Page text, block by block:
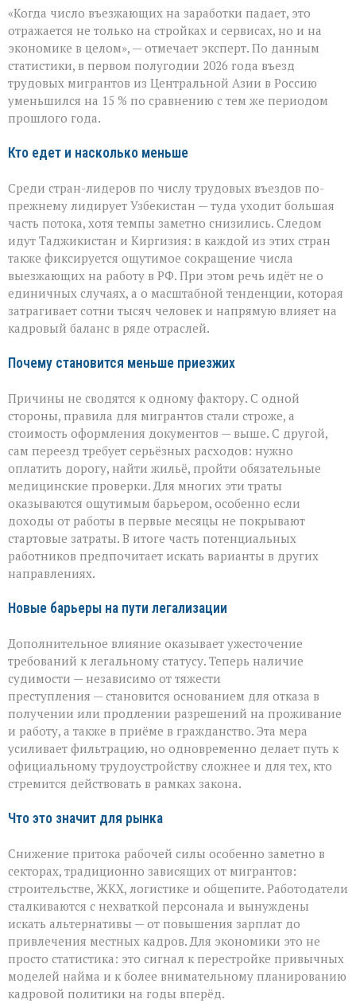
труда
чувствует
перемену»:
поток
трудовых
мигрантов
в
РФ
«Когда число въезжающих на заработки падает, это
отражается не только на стройках и сервисах, но и на
экономике в целом», — отмечает эксперт. По данным
статистики, в первом полугодии 2026 года въезд
трудовых мигрантов из Центральной Азии в Россию
уменьшился на 15 % по сравнению с тем же периодом
прошлого года.
Кто едет и насколько меньше
Среди стран-лидеров по числу трудовых въездов по-
прежнему лидирует Узбекистан — туда уходит большая
часть потока, хотя темпы заметно снизились. Следом
идут Таджикистан и Киргизия: в каждой из этих стран
также фиксируется ощутимое сокращение числа
выезжающих на работу в РФ. При этом речь идёт не о
единичных случаях, а о масштабной тенденции, которая
затрагивает сотни тысяч человек и напрямую влияет на
кадровый баланс в ряде отраслей.
Почему становится меньше приезжих
Причины не сводятся к одному фактору. С одной
стороны, правила для мигрантов стали строже, а
стоимость оформления документов — выше. С другой,
сам переезд требует серьёзных расходов: нужно
оплатить дорогу, найти жильё, пройти обязательные
медицинские проверки. Для многих эти траты
оказываются ощутимым барьером, особенно если
доходы от работы в первые месяцы не покрывают
стартовые затраты. В итоге часть потенциальных
работников предпочитает искать варианты в других
направлениях.
Новые барьеры на пути легализации
Дополнительное влияние оказывает ужесточение
требований к легальному статусу. Теперь наличие
судимости — независимо от тяжести
преступления — становится основанием для отказа в
получении или продлении разрешений на проживание
и работу, а также в приёме в гражданство. Эта мера
усиливает фильтрацию, но одновременно делает путь к
официальному трудоустройству сложнее и для тех, кто
стремится действовать в рамках закона.
Что это значит для рынка
Снижение притока рабочей силы особенно заметно в
секторах, традиционно зависящих от мигрантов:
строительстве, ЖКХ, логистике и общепите. Работодатели
сталкиваются с нехваткой персонала и вынуждены
искать альтернативы — от повышения зарплат до
привлечения местных кадров. Для экономики это не
просто статистика: это сигнал к перестройке привычных
моделей найма и к более внимательному планированию
кадровой политики на годы вперёд.